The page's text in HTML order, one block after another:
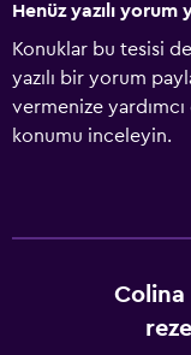
Henüz yazılı yorum
Konuklar bu tesisi
yazılı bir yorum
vermenize
konumu inceleyin.
Colina